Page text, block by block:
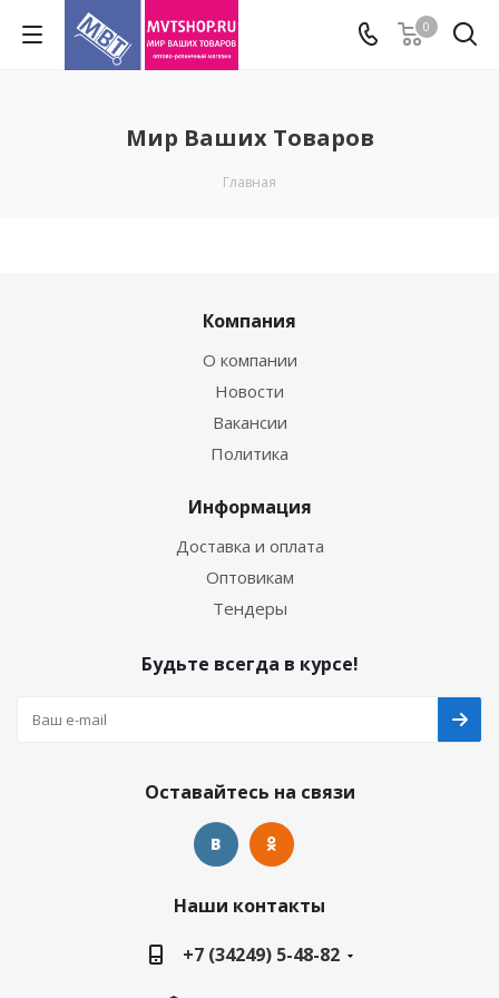
0
Мир Ваших Товаров
Главная
Компания
О компании
Новости
Вакансии
Политика
Информация
Доставка и оплата
Оптовикам
Тендеры
Будьте всегда в курсе!
Оставайтесь на связи
Наши контакты
+7 (34249) 5-48-82